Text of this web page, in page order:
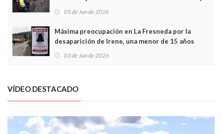
frontal
05 de Jun de 2026
Máxima preocupación en La Fresneda por la
desaparición de Irene, una menor de 15 años
03 de Jun de 2026
VÍDEO DESTACADO